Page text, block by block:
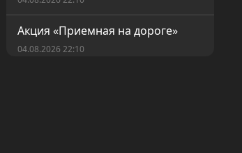
Акция «Приемная на дороге»
04.08.2026 22:10